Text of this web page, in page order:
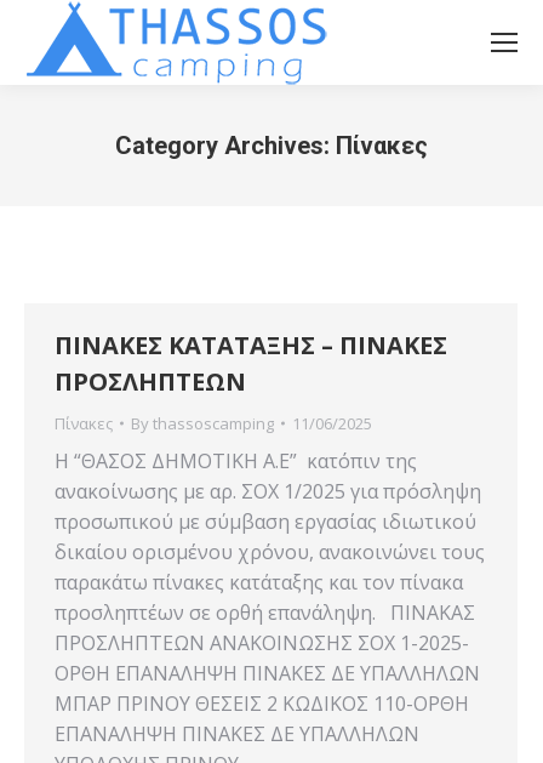
Category Archives: Πίνακες
ΠΙΝΑΚΕΣ ΚΑΤΑΤΑΞΗΣ – ΠΙΝΑΚΕΣ
ΠΡΟΣΛΗΠΤΕΩΝ
Πίνακες By thassoscamping 11/06/2025
Η “ΘΑΣΟΣ ΔΗΜΟΤΙΚΗ Α.Ε” κατόπιν της
ανακοίνωσης με αρ. ΣΟΧ 1/2025 για πρόσληψη
προσωπικού με σύμβαση εργασίας ιδιωτικού
δικαίου ορισμένου χρόνου, ανακοινώνει τους
παρακάτω πίνακες κατάταξης και τον πίνακα
προσληπτέων σε ορθή επανάληψη. ΠΙΝΑΚΑΣ
ΠΡΟΣΛΗΠΤΕΩΝ ΑΝΑΚΟΙΝΩΣΗΣ ΣΟΧ 1-2025-
ΟΡΘΗ ΕΠΑΝΑΛΗΨΗ ΠΙΝΑΚΕΣ ΔΕ ΥΠΑΛΛΗΛΩΝ
ΜΠΑΡ ΠΡΙΝΟΥ ΘΕΣΕΙΣ 2 ΚΩΔΙΚΟΣ 110-ΟΡΘΗ
ΕΠΑΝΑΛΗΨΗ ΠΙΝΑΚΕΣ ΔΕ ΥΠΑΛΛΗΛΩΝ